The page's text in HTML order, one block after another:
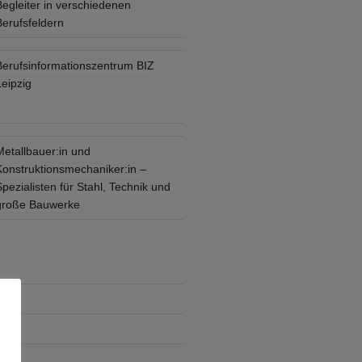
in verschiedenen
BIZ
und
–
für Stahl, Technik und
Bauwerke